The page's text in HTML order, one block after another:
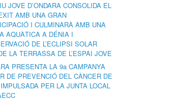
JOVE D’ONDARA CONSOLIDA EL
AMB UNA GRAN
I CULMINARÀ AMB UNA
AQUÀTICA A DÉNIA I
DE L’ECLIPSI SOLAR
LA TERRASSA DE L’ESPAI JOVE
PRESENTA LA 9a CAMPANYA
DE PREVENCIÓ DEL CÀNCER DE
PER LA JUNTA LOCAL